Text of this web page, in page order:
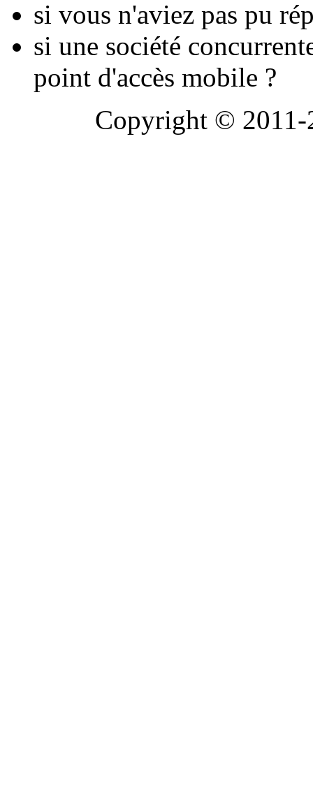
si vous n'aviez pas pu
si une société
point d'accès mobile ?
Copyright © 2011-